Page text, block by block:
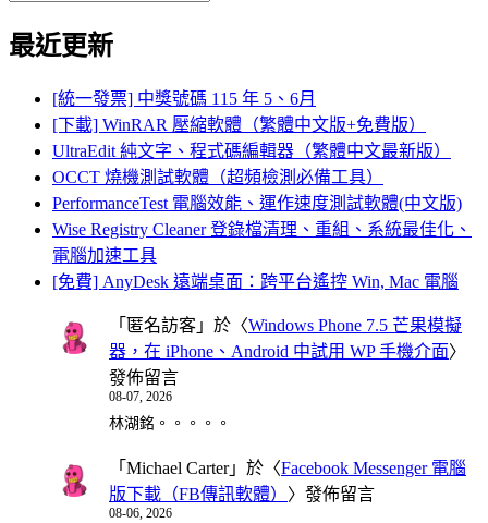
for:
最近更新
[統一發票] 中獎號碼 115 年 5、6月
[下載] WinRAR 壓縮軟體（繁體中文版+免費版）
UltraEdit 純文字、程式碼編輯器（繁體中文最新版）
OCCT 燒機測試軟體（超頻檢測必備工具）
PerformanceTest 電腦效能、運作速度測試軟體(中文版)
Wise Registry Cleaner 登錄檔清理、重組、系統最佳化、
電腦加速工具
[免費] AnyDesk 遠端桌面：跨平台遙控 Win, Mac 電腦
「 匿名訪客 」於〈Windows Phone 7.5 芒果模擬
器，在 iPhone、Android 中試用 WP 手機介面〉
發佈留言
08-07, 2026
林湖銘。。。。。
「 Michael Carter」於〈Facebook Messenger 電腦
版下載（FB傳訊軟體）
〉發佈留言
08-06, 2026